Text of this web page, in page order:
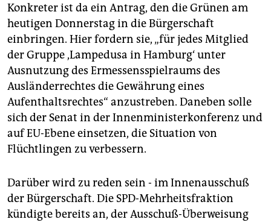
Konkreter ist da ein Antrag, den die Grünen am
heutigen Donnerstag in die Bürgerschaft
einbringen. Hier fordern sie, „für jedes Mitglied
der Gruppe ,Lampedusa in Hamburg‘ unter
Ausnutzung des Ermessensspielraums des
Ausländerrechtes die Gewährung eines
Aufenthaltsrechtes“ anzustreben. Daneben solle
sich der Senat in der Innenministerkonferenz und
auf EU-Ebene einsetzen, die Situation von
Flüchtlingen zu verbessern.
Darüber wird zu reden sein - im Innenausschuß
der Bürgerschaft. Die SPD-Mehrheitsfraktion
kündigte bereits an, der Ausschuß-Überweisung